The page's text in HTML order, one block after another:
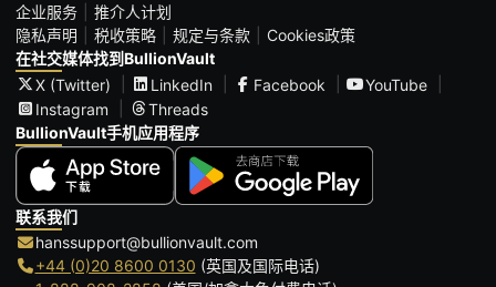
企业服务
推介人计划
隐私声明
税收策略 规定与条款
Cookies政策
在社交媒体找到BullionVault
X (Twitter)
LinkedIn Facebook
YouTube
Instagram
Threads
BullionVault手机应用程序
联系我们
hanssupport@bullionvault.com
+44 (0)20 8600 0130 (英国及国际电话)